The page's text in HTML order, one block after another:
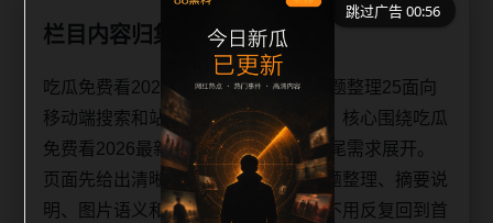
栏目内容归集
吃瓜免费看2026最新今日吃瓜相关问题整理25面向
移动端搜索和站内连续阅读场景整理，核心围绕吃瓜
免费看2026最新、今日吃瓜和相关长尾需求展开。
页面先给出清晰主题，再补充相关问题整理、摘要说
明、图片语义和可点击入口，让用户不用反复回到首
跳过广告 00:56